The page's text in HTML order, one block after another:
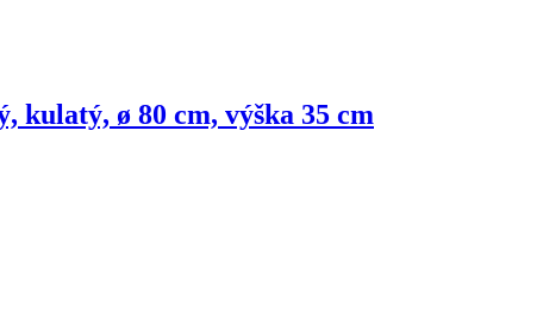
kulatý, ø 80 cm, výška 35 cm